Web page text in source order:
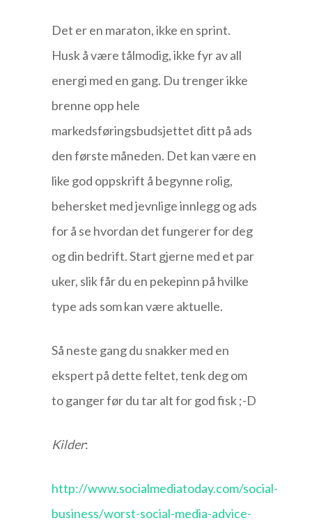
Det er en maraton, ikke en sprint.
Husk å være tålmodig, ikke fyr av all
energi med en gang. Du trenger ikke
brenne opp hele
markedsføringsbudsjettet ditt på ads
den første måneden. Det kan være en
like god oppskrift å begynne rolig,
behersket med jevnlige innlegg og ads
for å se hvordan det fungerer for deg
og din bedrift. Start gjerne med et par
uker, slik får du en pekepinn på hvilke
type ads som kan være aktuelle.
Så neste gang du snakker med en
ekspert på dette feltet, tenk deg om
to ganger før du tar alt for god fisk ;-D
Kilder:
http://www.socialmediatoday.com/social-
business/worst-social-media-advice-